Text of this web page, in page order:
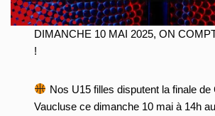
DIMANCHE 10 MAI 2025, ON
!
Nos U15 filles disputent la finale de
Vaucluse ce dimanche 10 mai à 14h